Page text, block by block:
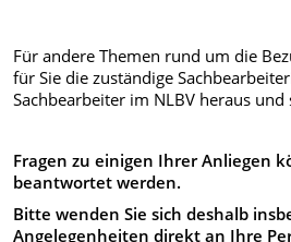
Für andere Themen rund um die
für Sie die zuständige
Sachbearbeiter im NLBV heraus
Fragen zu einigen Ihrer Anliegen
beantwortet werden.
Bitte wenden Sie sich deshalb
Angelegenheiten direkt an Ihre